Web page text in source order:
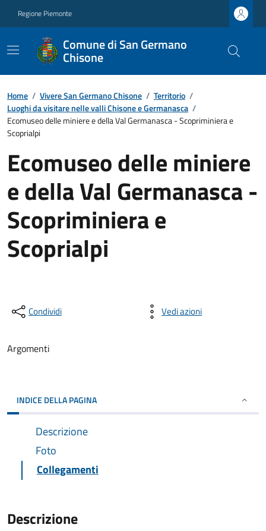
Regione Piemonte
Comune di San Germano
Chisone
Home / Vivere San Germano Chisone / Territorio /
Luoghi da visitare nelle valli Chisone e Germanasca /
Ecomuseo delle miniere e della Val Germanasca - Scopriminiera e
Scoprialpi
Ecomuseo delle miniere
e della Val Germanasca -
Scopriminiera e
Scoprialpi
Condividi Vedi azioni
Argomenti
INDICE DELLA PAGINA
Descrizione
Foto
Collegamenti
Descrizione